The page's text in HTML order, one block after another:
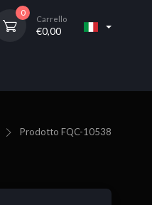
0
Carrello
€0,00
Prodotto FQC-10538